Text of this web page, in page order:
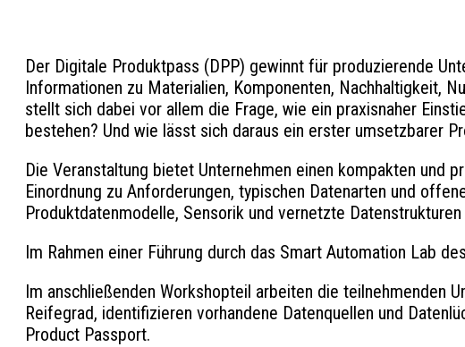
Der Digitale Produktpass (DPP) gewinnt für produzierende
Informationen zu Materialien, Komponenten, Nachhaltigkeit,
stellt sich dabei vor allem die Frage, wie ein praxisnaher
bestehen? Und wie lässt sich daraus ein erster umsetzbarer
Die Veranstaltung bietet Unternehmen einen kompakten und
Einordnung zu Anforderungen, typischen Datenarten und
Produktdatenmodelle, Sensorik und vernetzte
Im Rahmen einer Führung durch das Smart Automation Lab
Im anschließenden Workshopteil arbeiten die teilnehmenden
Reifegrad, identifizieren vorhandene Datenquellen und
Product Passport.